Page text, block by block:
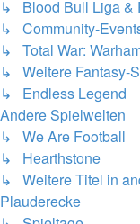
↳ Blood Bull Liga &
↳ Community-
↳ Total War:
↳ Weitere Fantasy-
↳ Endless Legend
Andere Spielwelten
↳ We Are Football
↳ Hearthstone
↳ Weitere Titel in
Plauderecke